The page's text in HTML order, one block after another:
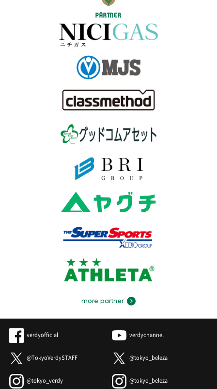
PARTNER
more partner
verdyofficial verdychannel
@TokyoVerdySTAFF @tokyo_beleza
@tokyo_verdy @tokyo_beleza